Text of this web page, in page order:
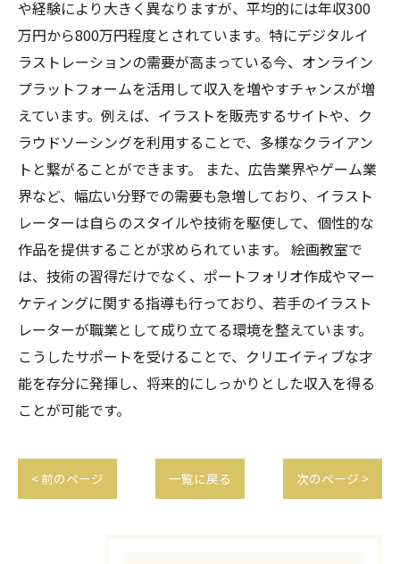
や経験により大きく異なりますが、平均的には年収300
万円から800万円程度とされています。特にデジタルイ
ラストレーションの需要が高まっている今、オンライン
プラットフォームを活用して収入を増やすチャンスが増
えています。例えば、イラストを販売するサイトや、ク
ラウドソーシングを利用することで、多様なクライアン
トと繋がることができます。 また、広告業界やゲーム業
界など、幅広い分野での需要も急増しており、イラスト
レーターは自らのスタイルや技術を駆使して、個性的な
作品を提供することが求められています。 絵画教室で
は、技術の習得だけでなく、ポートフォリオ作成やマー
ケティングに関する指導も行っており、若手のイラスト
レーターが職業として成り立てる環境を整えています。
こうしたサポートを受けることで、クリエイティブな才
能を存分に発揮し、将来的にしっかりとした収入を得る
ことが可能です。
< 前のページ 一覧に戻る 次のページ >